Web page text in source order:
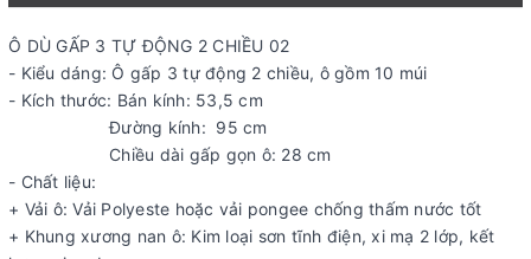
Ô DÙ GẤP 3 TỰ ĐỘNG 2 CHIỀU 02
- Kiểu dáng: Ô gấp 3 tự động 2 chiều, ô gồm 10 múi
- Kích thước: Bán kính: 53,5 cm
Đường kính: 95 cm
Chiều dài gấp gọn ô: 28 cm
- Chất liệu:
+ Vải ô: Vải Polyeste hoặc vải pongee chống thấm nước tốt
+ Khung xương nan ô: Kim loại sơn tĩnh điện, xi mạ 2 lớp, kết